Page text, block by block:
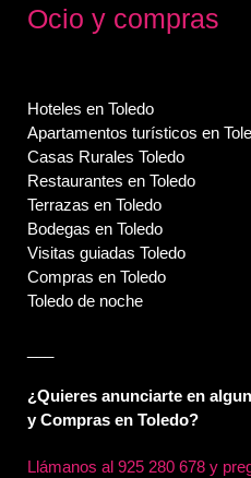
Ocio y compras
Hoteles en Toledo
Apartamentos turísticos en
Casas Rurales Toledo
Restaurantes en Toledo
Terrazas en Toledo
Bodegas en Toledo
Visitas guiadas Toledo
Compras en Toledo
Toledo de noche
¿Quieres anunciarte en
y Compras en Toledo?
Llámanos al925 280 678 y